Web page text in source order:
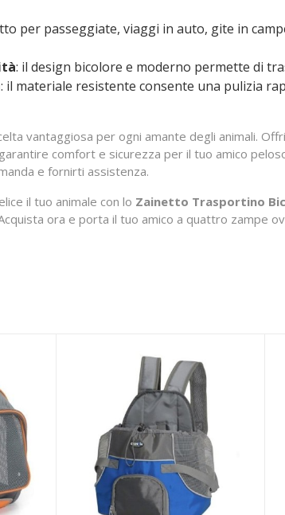
per passeggiate, viaggi in auto, gite in
: il design bicolore e moderno permette di
: il materiale resistente consente una pulizia
vantaggiosa per ogni amante degli animali.
comfort e sicurezza per il tuo amico
e fornirti assistenza.
il tuo animale con lo Zainetto Trasportino
ora e porta il tuo amico a quattro zampe